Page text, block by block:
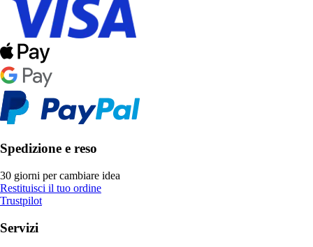
Spedizione e reso
30 giorni per cambiare idea
Restituisci il tuo ordine
Trustpilot
Servizi